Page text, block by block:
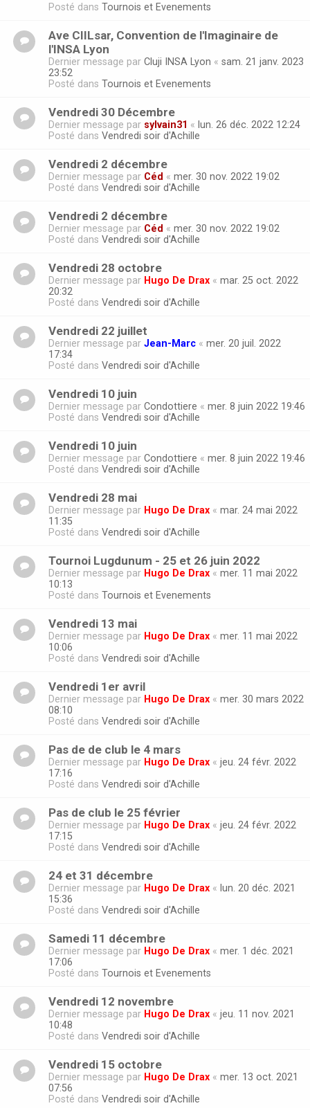
Posté dans Tournois et Evenements
Ave CIILsar, Convention de l'Imaginaire de
l'INSA Lyon
Dernier message par Cluji INSA Lyon « sam. 21 janv. 2023
23:52
Posté dans Tournois et Evenements
Vendredi 30 Décembre
Dernier message par sylvain31 « lun. 26 déc. 2022 12:24
Posté dans Vendredi soir d'Achille
Vendredi 2 décembre
Dernier message par Céd « mer. 30 nov. 2022 19:02
Posté dans Vendredi soir d'Achille
Vendredi 2 décembre
Dernier message par Céd « mer. 30 nov. 2022 19:02
Posté dans Vendredi soir d'Achille
Vendredi 28 octobre
Dernier message par Hugo De Drax « mar. 25 oct. 2022
20:32
Posté dans Vendredi soir d'Achille
Vendredi 22 juillet
Dernier message par Jean-Marc « mer. 20 juil. 2022
17:34
Posté dans Vendredi soir d'Achille
Vendredi 10 juin
Dernier message par Condottiere « mer. 8 juin 2022 19:46
Posté dans Vendredi soir d'Achille
Vendredi 10 juin
Dernier message par Condottiere « mer. 8 juin 2022 19:46
Posté dans Vendredi soir d'Achille
Vendredi 28 mai
Dernier message par Hugo De Drax « mar. 24 mai 2022
11:35
Posté dans Vendredi soir d'Achille
Tournoi Lugdunum - 25 et 26 juin 2022
Dernier message par Hugo De Drax « mer. 11 mai 2022
10:13
Posté dans Tournois et Evenements
Vendredi 13 mai
Dernier message par Hugo De Drax « mer. 11 mai 2022
10:06
Posté dans Vendredi soir d'Achille
Vendredi 1er avril
Dernier message par Hugo De Drax « mer. 30 mars 2022
08:10
Posté dans Vendredi soir d'Achille
Pas de de club le 4 mars
Dernier message par Hugo De Drax « jeu. 24 févr. 2022
17:16
Posté dans Vendredi soir d'Achille
Pas de club le 25 février
Dernier message par Hugo De Drax « jeu. 24 févr. 2022
17:15
Posté dans Vendredi soir d'Achille
24 et 31 décembre
Dernier message par Hugo De Drax « lun. 20 déc. 2021
15:36
Posté dans Vendredi soir d'Achille
Samedi 11 décembre
Dernier message par Hugo De Drax « mer. 1 déc. 2021
17:06
Posté dans Tournois et Evenements
Vendredi 12 novembre
Dernier message par Hugo De Drax « jeu. 11 nov. 2021
10:48
Posté dans Vendredi soir d'Achille
Vendredi 15 octobre
Dernier message par Hugo De Drax « mer. 13 oct. 2021
07:56
Posté dans Vendredi soir d'Achille